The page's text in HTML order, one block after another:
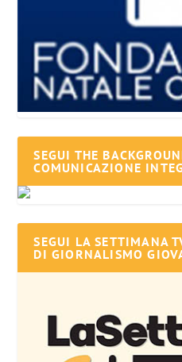
SEGUI THE
COMUNICAZIONE
SEGUI LA SETTIMANA
DI GIORNALISMO